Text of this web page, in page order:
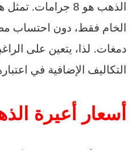
الذهب هو 8
الخام فقط، دون احتساب
دمغات. لذا، يتعين على
التكاليف الإضافية في
أسعار أعيرة